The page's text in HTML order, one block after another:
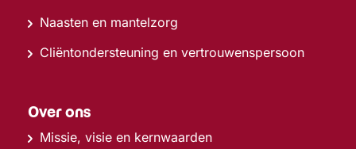
Naasten en mantelzorg
Cliëntondersteuning en vertrouwenspersoon
Over ons
Missie, visie en kernwaarden